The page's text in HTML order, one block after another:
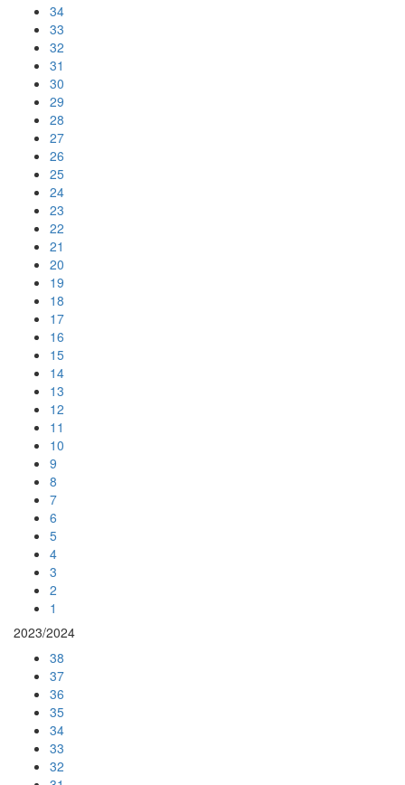
34
33
32
31
30
29
28
27
26
25
24
23
22
21
20
19
18
17
16
15
14
13
12
11
10
9
8
7
6
5
4
3
2
1
2023/2024
38
37
36
35
34
33
32